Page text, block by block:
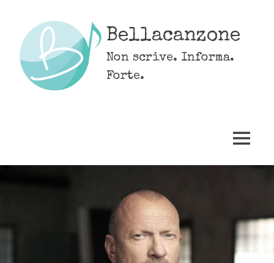
content
Bellacanzone
Non scrive. Informa.
Forte.
MENU